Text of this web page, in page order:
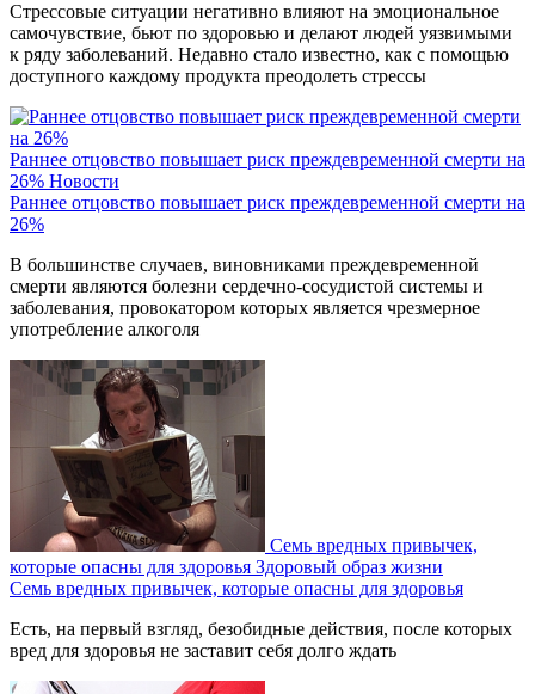
Стрессовые ситуации негативно влияют на эмоциональное
самочувствие, бьют по здоровью и делают людей уязвимыми
к ряду заболеваний. Недавно стало известно, как с помощью
доступного каждому продукта преодолеть стрессы
Раннее отцовство повышает риск преждевременной смерти на
26% Новости
Раннее отцовство повышает риск преждевременной смерти на
26%
В большинстве случаев, виновниками преждевременной
смерти являются болезни сердечно-сосудистой системы и
заболевания, провокатором которых является чрезмерное
употребление алкоголя
Семь вредных привычек,
которые опасны для здоровья Здоровый образ жизни
Семь вредных привычек, которые опасны для здоровья
Есть, на первый взгляд, безобидные действия, после которых
вред для здоровья не заставит себя долго ждать